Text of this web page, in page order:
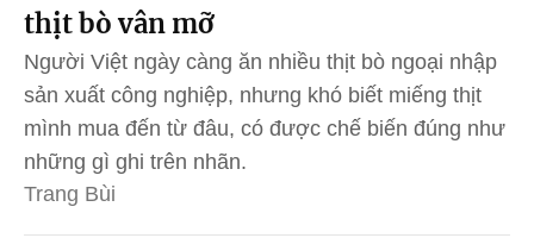
thịt bò vân mỡ
Người Việt ngày càng ăn nhiều thịt bò ngoại nhập
sản xuất công nghiệp, nhưng khó biết miếng thịt
mình mua đến từ đâu, có được chế biến đúng như
những gì ghi trên nhãn.
Trang Bùi